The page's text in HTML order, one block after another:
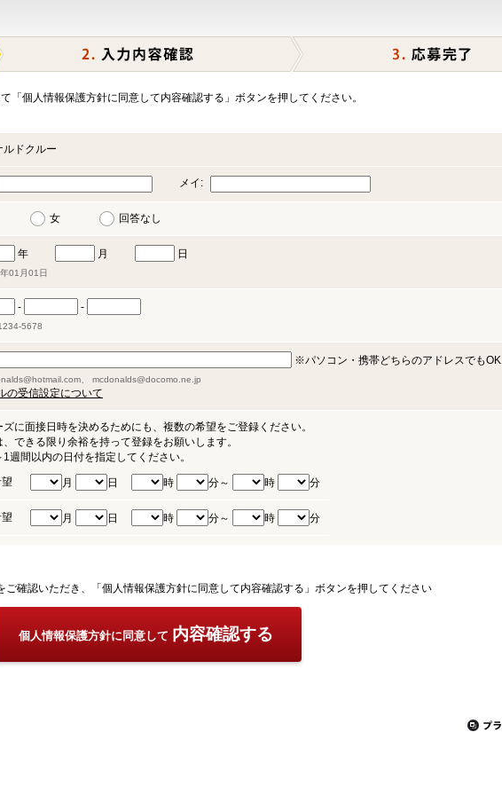
「個人情報保護方針に同意して内容確認する」ボタンを押してください。
ルドクルー
メイ:
女 回答なし
年 月 日
01月01日
- -
5678
※パソコン・携帯どちらのアドレスでもOK
、 mcdonalds@docomo.ne.jp
の受信設定について
に面接日時を決めるためにも、複数の希望をご登録ください。
できる限り余裕を持って登録をお願いします。
週間以内の日付を指定してください。
月 日 時 分～ 時 分
月 日 時 分～ 時 分
ご確認いただき、「個人情報保護方針に同意して内容確認する」ボタンを押してください
個人情報保護方針に同意して 内容確認する